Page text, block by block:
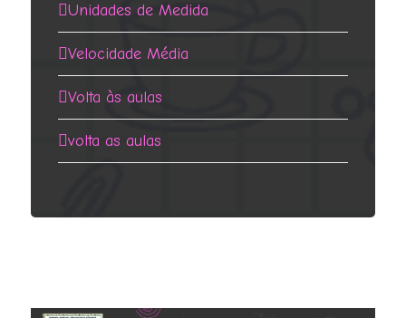
Unidades de Medida
Velocidade Média
Volta às aulas
volta as aulas